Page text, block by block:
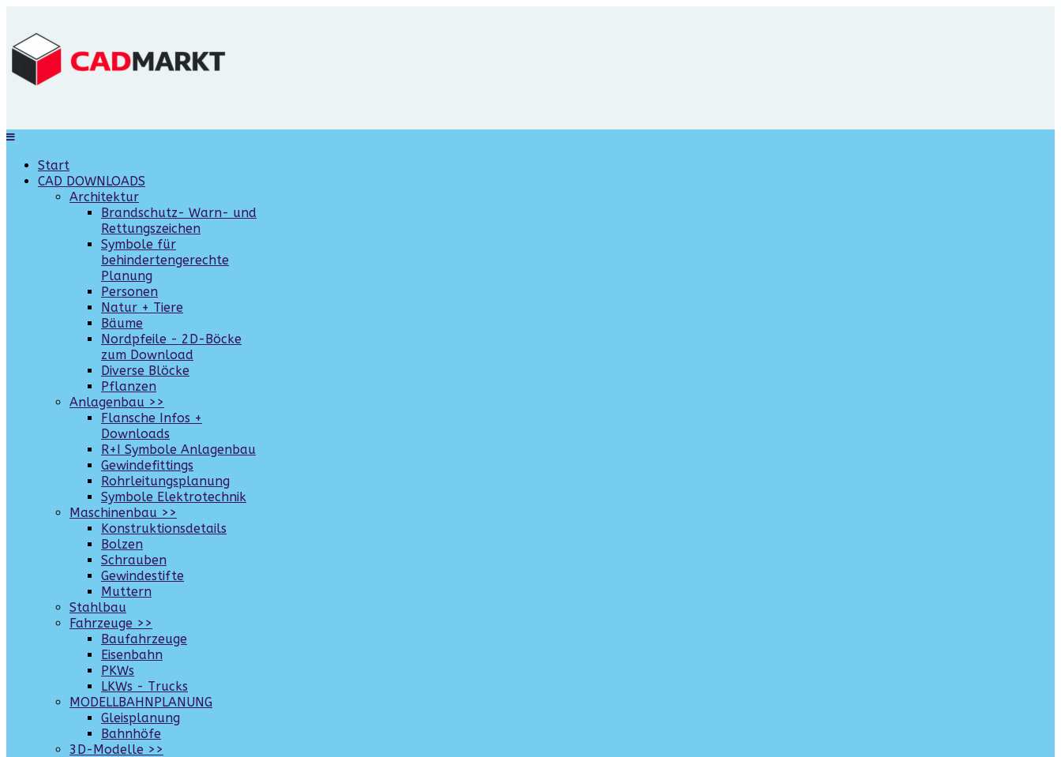
Start
CAD DOWNLOADS
Architektur
Brandschutz- Warn- und
Rettungszeichen
Symbole für
behindertengerechte
Planung
Personen
Natur + Tiere
Bäume
Nordpfeile - 2D-Böcke
zum Download
Diverse Blöcke
Pflanzen
Anlagenbau >>
Flansche Infos +
Downloads
R+I Symbole Anlagenbau
Gewindefittings
Rohrleitungsplanung
Symbole Elektrotechnik
Maschinenbau >>
Konstruktionsdetails
Bolzen
Schrauben
Gewindestifte
Muttern
Stahlbau
Fahrzeuge >>
Baufahrzeuge
Eisenbahn
PKWs
LKWs - Trucks
MODELLBAHNPLANUNG
Gleisplanung
Bahnhöfe
3D-Modelle >>